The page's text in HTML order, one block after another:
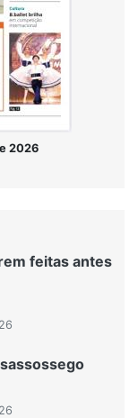
2026
feitas antes